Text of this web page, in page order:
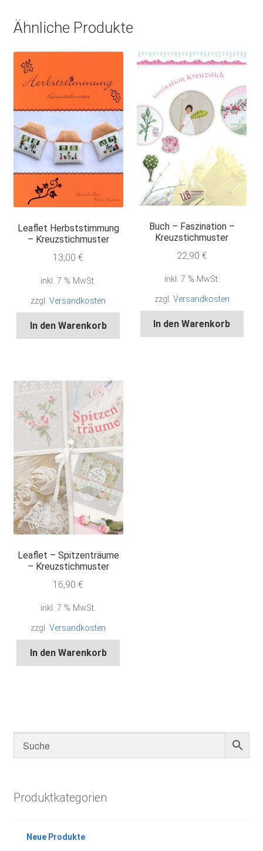
Ähnliche Produkte
Leaflet Herbststimmung
– Kreuzstichmuster
13,00€
inkl. 7 % MwSt.
zzgl.Versandkosten
In den Warenkorb
Buch – Faszination –
Kreuzstichmuster
22,90 €
inkl. 7 % MwSt.
zzgl. Versandkosten
In den Warenkorb
Leaflet – Spitzenträume
– Kreuzstichmuster
16,90€
inkl. 7 % MwSt.
zzgl.Versandkosten
In den Warenkorb
Produktkategorien
Neue Produkte